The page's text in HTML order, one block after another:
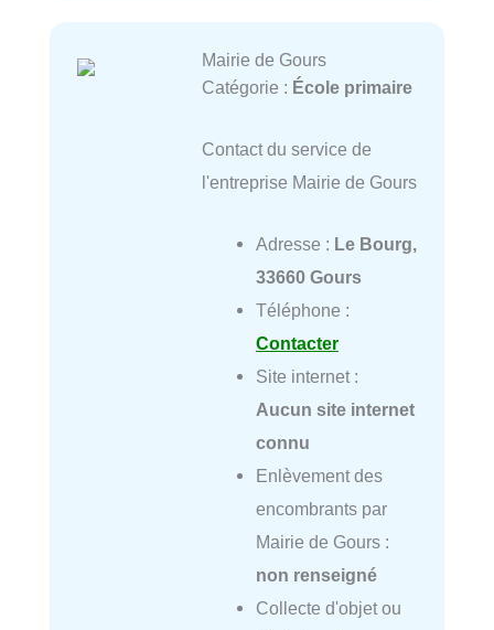
Mairie de Gours
Catégorie : École primaire
Contact du service de
l'entreprise Mairie de Gours
Adresse : Le Bourg,
33660 Gours
Téléphone :
Contacter
Site internet :
Aucun site internet
connu
Enlèvement des
encombrants par
Mairie de Gours :
non renseigné
Collecte d'objet ou